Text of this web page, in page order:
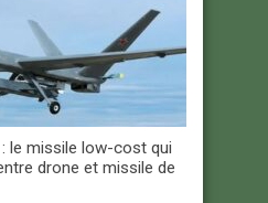
le missile low-cost qui
drone et missile de